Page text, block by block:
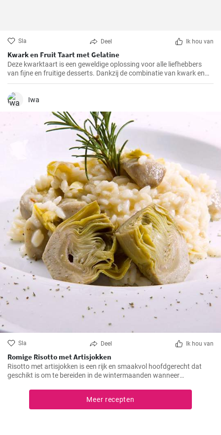
Sla Deel Ik hou van
Kwark en Fruit Taart met Gelatine
Deze kwarktaart is een geweldige oplossing voor alle liefhebbers
van fijne en fruitige desserts. Dankzij de combinatie van kwark en
verschillende soorten fruit, heeft het niet alleen een geweldige
smaak, maar is het ook redelijk gezond.
Iwa
Sla Deel Ik hou van
Romige Risotto met Artisjokken
Risotto met artisjokken is een rijk en smaakvol hoofdgerecht dat
geschikt is om te bereiden in de wintermaanden wanneer
met goede Parmezaanse kaas en een handvol gehakte noten.
Meer recepten